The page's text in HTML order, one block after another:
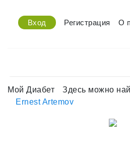
Вход Регистрация О
Мой Диабет
Здесь можно
Ernest Artemov